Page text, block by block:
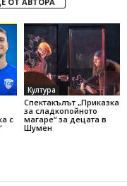
с
Култура
Спектакълът „Приказка
за сладкопойното
магаре“ за децата в
Шумен